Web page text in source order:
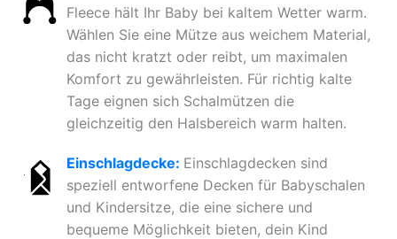
Fleece hält Ihr Baby bei kaltem Wetter warm.
Wählen Sie eine Mütze aus weichem Material,
das nicht kratzt oder reibt, um maximalen
Komfort zu gewährleisten. Für richtig kalte
Tage eignen sich Schalmützen die
gleichzeitig den Halsbereich warm halten.
Einschlagdecke: Einschlagdecken sind
speziell entworfene Decken für Babyschalen
und Kindersitze, die eine sichere und
bequeme Möglichkeit bieten, dein Kind